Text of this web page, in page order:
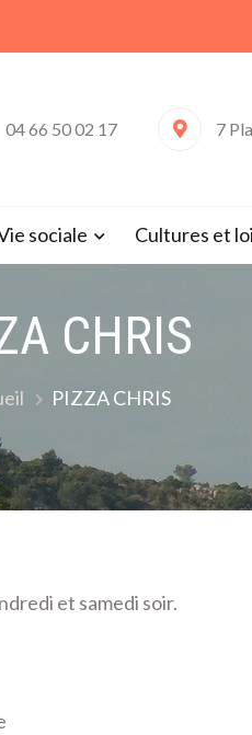
04 66 50 02 17 7
sociale Cultures et
CHRIS
PIZZA CHRIS
et samedi soir.